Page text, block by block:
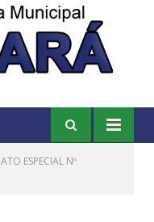
ATO ESPECIAL Nº